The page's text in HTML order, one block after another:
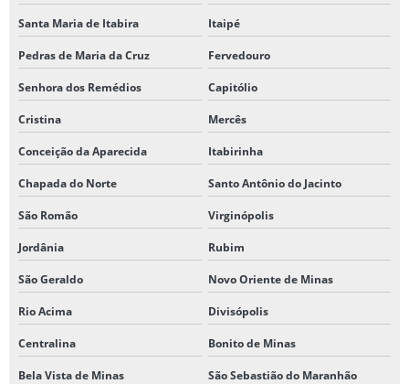
Santa Maria de Itabira Itaipé
Pedras de Maria da Cruz Fervedouro
Senhora dos Remédios Capitólio
Cristina Mercês
Conceição da Aparecida Itabirinha
Chapada do Norte Santo Antônio do Jacinto
São Romão Virginópolis
Jordânia Rubim
São Geraldo Novo Oriente de Minas
Rio Acima Divisópolis
Centralina Bonito de Minas
Bela Vista de Minas São Sebastião do Maranhão